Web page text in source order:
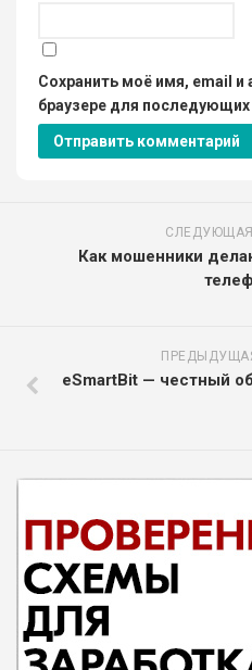
Сохранить моё имя, email и
браузере для
Как мошенники
eSmartBit — честный